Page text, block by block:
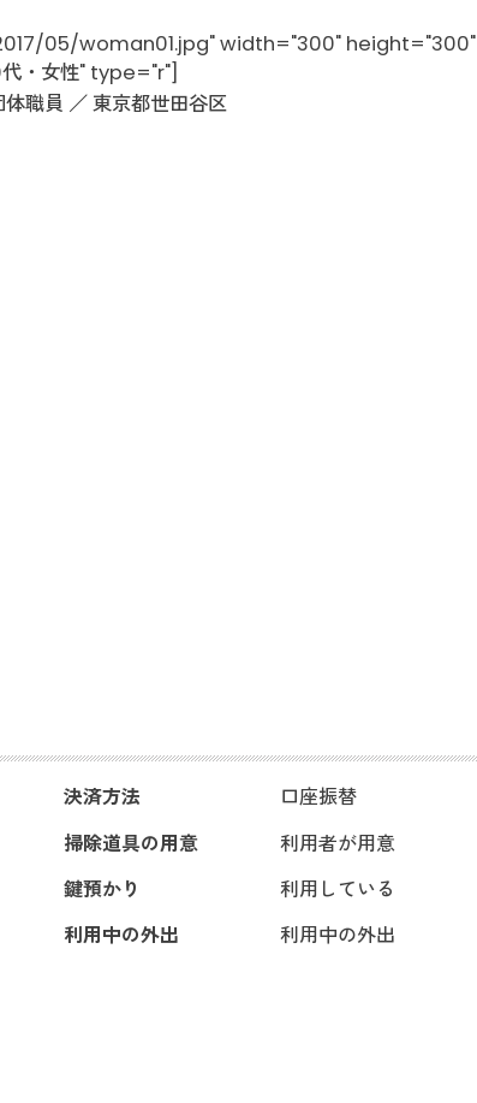
05/woman01.jpg" width="300" height="300"
・女性" type="r"]
職員 ／ 東京都世田谷区
決済方法
口座振替
掃除道具の用意
利用者が用意
鍵預かり
利用している
利用中の外出
利用中の外出